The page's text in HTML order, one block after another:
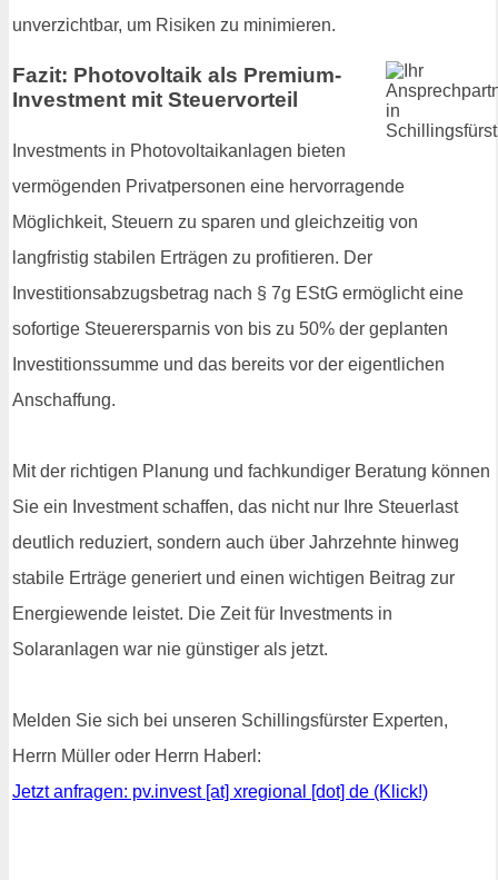
unverzichtbar, um Risiken zu minimieren.
Fazit: Photovoltaik als Premium-
Investment mit Steuervorteil
Investments in Photovoltaikanlagen bieten
vermögenden Privatpersonen eine hervorragende
Möglichkeit, Steuern zu sparen und gleichzeitig von
langfristig stabilen Erträgen zu profitieren. Der
Investitionsabzugsbetrag nach § 7g EStG ermöglicht eine
sofortige Steuerersparnis von bis zu 50% der geplanten
Investitionssumme und das bereits vor der eigentlichen
Anschaffung.
Mit der richtigen Planung und fachkundiger Beratung können
Sie ein Investment schaffen, das nicht nur Ihre Steuerlast
deutlich reduziert, sondern auch über Jahrzehnte hinweg
stabile Erträge generiert und einen wichtigen Beitrag zur
Energiewende leistet. Die Zeit für Investments in
Solaranlagen war nie günstiger als jetzt.
Melden Sie sich bei unseren Schillingsfürster Experten,
Herrn Müller oder Herrn Haberl:
Jetzt anfragen: pv.invest [at] xregional [dot] de (Klick!)